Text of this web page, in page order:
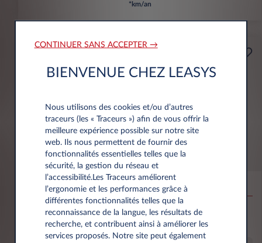
*km/an
Prime Éco 159€
par mois HT
3.500 € HT
Citroën Ë-C3 Aircross
53KWH EXTENDED RANGE MAX
10,000 km* 36 mois Électrique 0 g/km
kWh/100 km
CONTINUER SANS ACCEPTER →
BIENVENUE CHEZ LEASYS
Nous utilisons des cookies et/ou d’autres
traceurs (les « Traceurs ») afin de vous offrir la
meilleure expérience possible sur notre site
web. Ils nous permettent de fournir des
fonctionnalités essentielles telles que la
sécurité, la gestion du réseau et
l’accessibilité.Les Traceurs améliorent
l’ergonomie et les performances grâce à
différentes fonctionnalités telles que la
reconnaissance de la langue, les résultats de
recherche, et contribuent ainsi à améliorer les
services proposés. Notre site peut également